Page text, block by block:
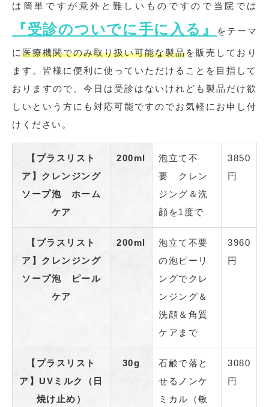
は簡単ですが意外と難しいものですので当院では
『受診のついでに手に入る』 をテーマ
に医療機関でのみ取り扱い可能な製品を販売しており
ます。皆様に便利に使っていただけることを目指して
おりますので、今日は受診はないけれども製品だけ欲
しいという方にも対応可能ですのでお気軽にお申し付
けください。
【プラスリスト
ア】 クレンジング
ソープ泡 ホーム
ケア
200ml
泡立て不
要 クレン
ジング＆洗
顔を1度で
3850
円
【プラスリスト
ア】 クレンジング
ソープ泡 ピール
ケア
200ml
泡立て不要
の泡ピーリ
ングでクレ
ンジング＆
洗顔＆角質
ケアまで
3960
円
【プラスリスト
ア】 UVミルク（日
焼け止め）
30g
石鹸で落と
せるノンケ
ミカル（敏
3080
円